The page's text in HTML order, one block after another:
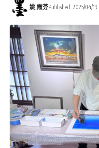
姚 霞芬Published: 2025/04/19